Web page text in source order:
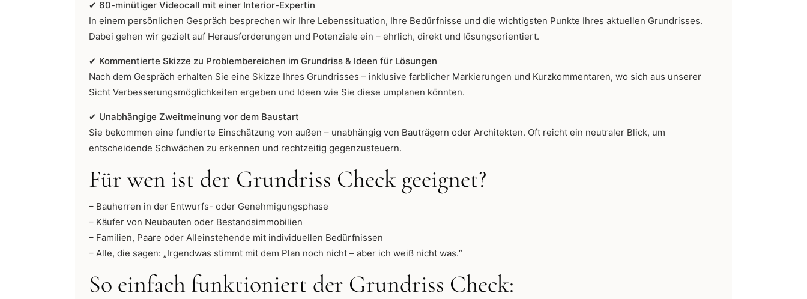
✔ 60-minütiger Videocall mit einer Interior-Expertin
In einem persönlichen Gespräch besprechen wir Ihre Lebenssituation, Ihre Bedürfnisse und die wichtigsten Punkte Ihres aktuellen Grundrisses.
Dabei gehen wir gezielt auf Herausforderungen und Potenziale ein – ehrlich, direkt und lösungsorientiert.
✔ Kommentierte Skizze zu Problembereichen im Grundriss & Ideen für Lösungen
Nach dem Gespräch erhalten Sie eine Skizze Ihres Grundrisses – inklusive farblicher Markierungen und Kurzkommentaren, wo sich aus unserer
Sicht Verbesserungsmöglichkeiten ergeben und Ideen wie Sie diese umplanen könnten.
✔ Unabhängige Zweitmeinung vor dem Baustart
Sie bekommen eine fundierte Einschätzung von außen – unabhängig von Bauträgern oder Architekten. Oft reicht ein neutraler Blick, um
entscheidende Schwächen zu erkennen und rechtzeitig gegenzusteuern.
Für wen ist der Grundriss Check geeignet?
– Bauherren in der Entwurfs- oder Genehmigungsphase
– Käufer von Neubauten oder Bestandsimmobilien
– Familien, Paare oder Alleinstehende mit individuellen Bedürfnissen
– Alle, die sagen: „Irgendwas stimmt mit dem Plan noch nicht – aber ich weiß nicht was.“
So einfach funktioniert der Grundriss Check: